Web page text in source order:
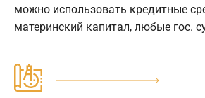
можно использовать кредитные
материнский капитал, любые гос.